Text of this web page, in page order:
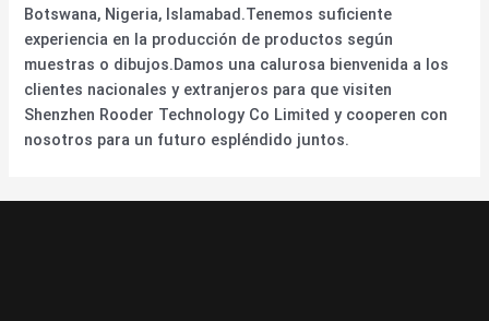
Botswana, Nigeria, Islamabad.Tenemos suficiente
experiencia en la producción de productos según
muestras o dibujos.Damos una calurosa bienvenida a los
clientes nacionales y extranjeros para que visiten
Shenzhen Rooder Technology Co Limited y cooperen con
nosotros para un futuro espléndido juntos.